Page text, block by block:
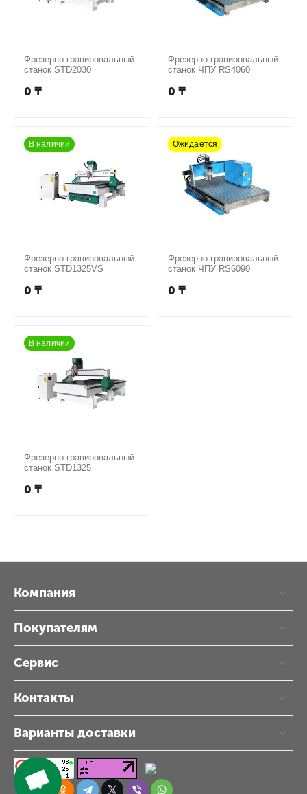
Фрезерно-гравировальный
станок STD2030
0 ₸
Фрезерно-гравировальный
станок ЧПУ RS4060
0 ₸
В наличии
Фрезерно-гравировальный
станок STD1325VS
0 ₸
Ожидается
Фрезерно-гравировальный
станок ЧПУ RS6090
0 ₸
В наличии
Фрезерно-гравировальный
станок STD1325
0 ₸
Компания
Покупателям
Сервис
Контакты
Варианты доставки